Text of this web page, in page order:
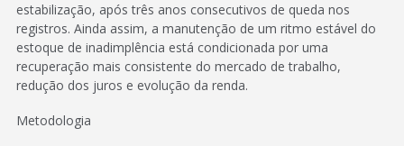
estabilização, após três anos consecutivos de queda nos
registros. Ainda assim, a manutenção de um ritmo estável do
estoque de inadimplência está condicionada por uma
recuperação mais consistente do mercado de trabalho,
redução dos juros e evolução da renda.
Metodologia